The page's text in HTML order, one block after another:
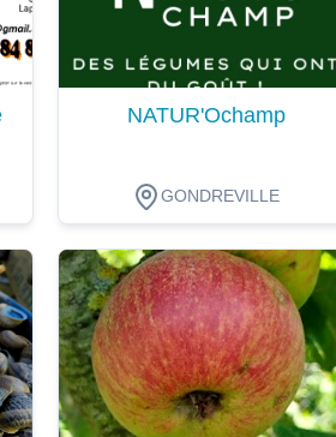
NATUR'Ochamp
GONDREVILLE
Dégustation